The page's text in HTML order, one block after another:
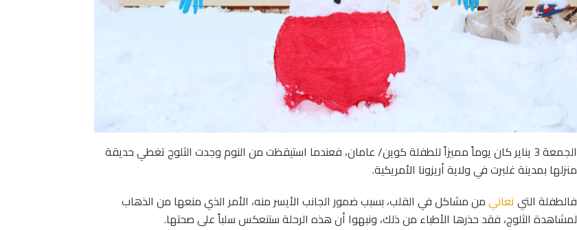
الجمعة 3 يناير كان يوماً مميزاً للطفلة كوين/ عامان، فعندما استيقظت من النوم وجدت الثلوج تغطي حديقة
منزلها بمدينة غلبرت في ولاية أريزونا الأمريكية.
فالطفلة التيتعانيمن مشاكل في القلب، بسبب ضمور الجانب الأيسر منه، الأمر الذي منعها من الذهاب
لمشاهدة الثلوج، فقد حذرها الأطباء من ذلك، ونبهوا أن هذه الرحلة ستنعكس سلباً على صحتها.